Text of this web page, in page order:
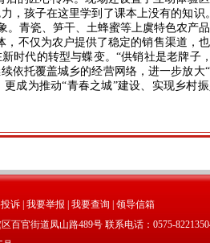
，孩子在这里学到了课本上没有的知识
青瓷、笋干、土蜂蜜等上虞特色农产
不仅为农户提供了稳定的销售渠道，
时代的转型与蝶变。“供销社是老牌子
依托覆盖城乡的经营网络，进一步放大
成为推动“青春之城”建设、实现乡村振
诉 我要举报 我要查询
领导信箱
百官街道凤山路489号 联系电话：0575-